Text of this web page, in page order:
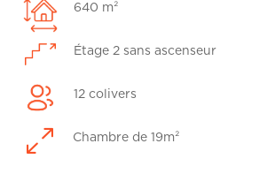
640 m²
Étage 2 sans ascenseur
12 colivers
0 Chambre de 19m²